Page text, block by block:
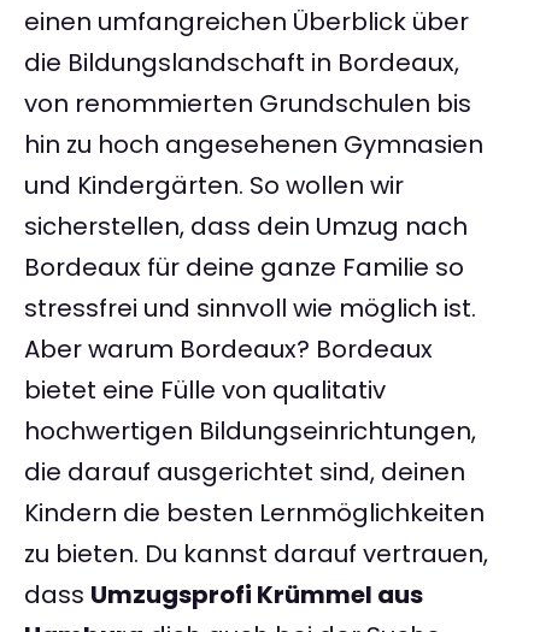
einen umfangreichen Überblick über
die Bildungslandschaft in Bordeaux,
von renommierten Grundschulen bis
hin zu hoch angesehenen Gymnasien
und Kindergärten. So wollen wir
sicherstellen, dass dein Umzug nach
Bordeaux für deine ganze Familie so
stressfrei und sinnvoll wie möglich ist.
Aber warum Bordeaux? Bordeaux
bietet eine Fülle von qualitativ
hochwertigen Bildungseinrichtungen,
die darauf ausgerichtet sind, deinen
Kindern die besten Lernmöglichkeiten
zu bieten. Du kannst darauf vertrauen,
dass Umzugsprofi Krümmel aus